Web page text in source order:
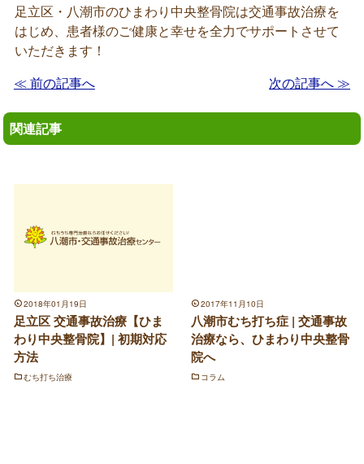
足立区・八潮市のひまわり中央整骨院は交通事故治療を
はじめ、患者様のご健康と幸せを全力でサポートさせて
いただきます！
≪ 前の記事へ
次の記事へ ≫
関連記事
2018年01月19日
足立区 交通事故治療【ひま
わり中央整骨院】| 初期対応
方法
むち打ち治療
2017年11月10日
八潮市むち打ち症 | 交通事故
治療なら、ひまわり中央整骨
院へ
コラム